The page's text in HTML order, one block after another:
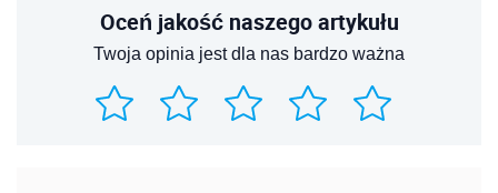
Oceń jakość naszego artykułu
Twoja opinia jest dla nas bardzo ważna